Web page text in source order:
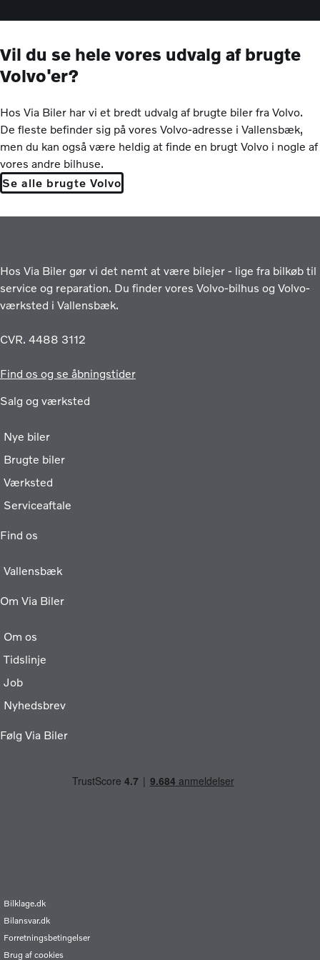
Vil du se hele vores udvalg af brugte
Volvo'er?
Hos Via Biler har vi et bredt udvalg af brugte biler fra Volvo.
De fleste befinder sig på vores Volvo-adresse i Vallensbæk,
men du kan også være heldig at finde en brugt Volvo i nogle af
vores andre bilhuse.
Se alle brugte Volvo
Hos Via Biler gør vi det nemt at være bilejer - lige fra bilkøb til
service og reparation. Du finder vores Volvo-bilhus og Volvo-
værksted i Vallensbæk.
CVR. 4488 3112
Find os og se åbningstider
Salg og værksted
Nye biler
Brugte biler
Værksted
Serviceaftale
Find os
Vallensbæk
Om Via Biler
Om os
Tidslinje
Job
Nyhedsbrev
Følg Via Biler
Bilklage.dk
Bilansvar.dk
Forretningsbetingelser
Brug af cookies